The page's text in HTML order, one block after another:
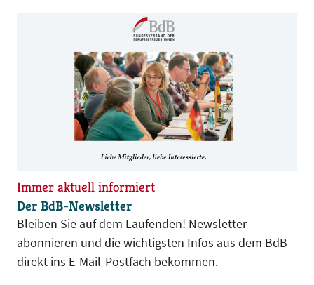
Immer aktuell informiert
Der BdB-Newsletter
Bleiben Sie auf dem Laufenden! Newsletter
abonnieren und die wichtigsten Infos aus dem BdB
direkt ins E-Mail-Postfach bekommen.